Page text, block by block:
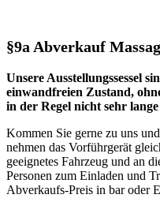
§9a Abverkauf
Unsere Ausstellungssessel
einwandfreien Zustand,
in der Regel nicht sehr
Kommen Sie gerne zu uns
nehmen das Vorführgerät
geeignetes Fahrzeug und an
Personen zum Einladen und
Abverkaufs-Preis in bar oder